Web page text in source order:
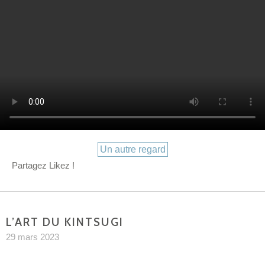
Catégories
Un autre regard
Partagez Likez !
L’ART DU KINTSUGI
29 mars 2023